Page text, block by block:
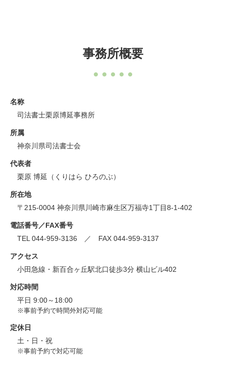
事務所概要
名称
司法書士栗原博延事務所
所属
神奈川県司法書士会
代表者
栗原 博延（くりはら ひろのぶ）
所在地
〒215-0004 神奈川県川崎市麻生区万福寺1丁目8-1-402
電話番号／FAX番号
TEL 044-959-3136 ／ FAX 044-959-3137
アクセス
小田急線・新百合ヶ丘駅北口徒歩3分 横山ビル402
対応時間
平日 9:00～18:00
※事前予約で時間外対応可能
定休日
土・日・祝
※事前予約で対応可能